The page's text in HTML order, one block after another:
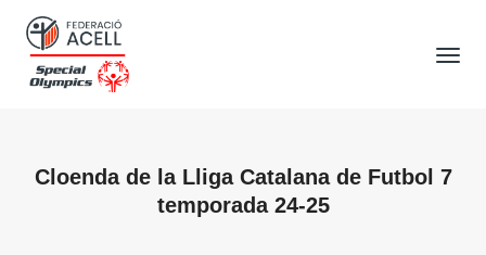
Cloenda de la Lliga Catalana de Futbol 7
temporada 24-25